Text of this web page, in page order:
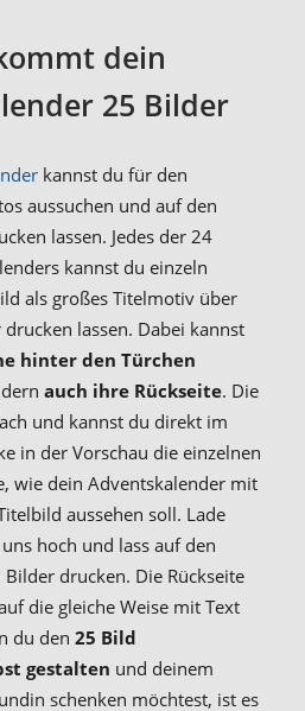
dein
25 Bilder
kannst du für den
aussuchen und auf den
lassen. Jedes der 24
kannst du einzeln
als großes Titelmotiv über
lassen. Dabei kannst
hinter den Türchen
auch ihre Rückseite. Die
und kannst du direkt im
in der Vorschau die einzelnen
wie dein Adventskalender mit
aussehen soll. Lade
hoch und lass auf den
drucken. Die Rückseite
die gleiche Weise mit Text
du den 25 Bild
gestalten und deinem
schenken möchtest, ist es